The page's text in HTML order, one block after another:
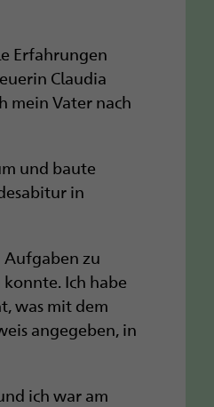
Erfahrungen
Claudia
mein Vater nach
und baute
in
Aufgaben zu
Ich habe
was mit dem
angegeben, in
ich war am